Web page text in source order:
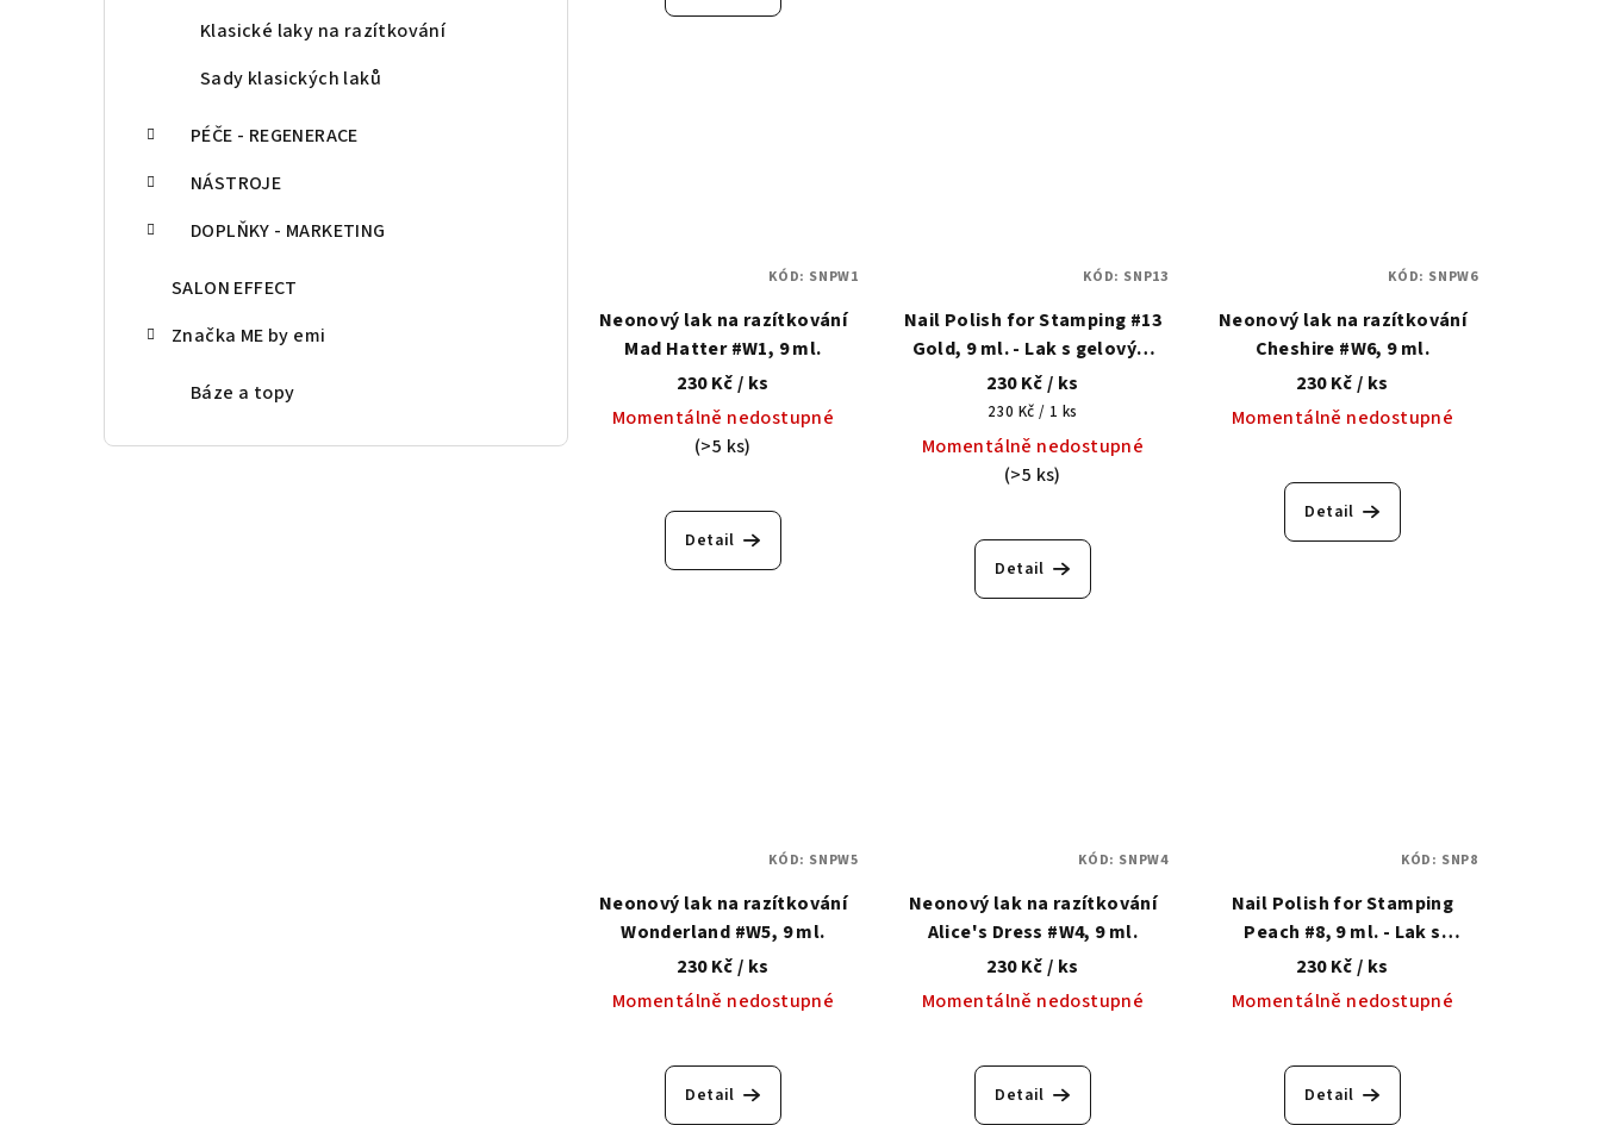
Klasické laky na razítkování
Sady klasických laků
PÉČE - REGENERACE
NÁSTROJE
DOPLŇKY - MARKETING
SALON EFFECT
Značka ME by emi
Báze a topy
Neonový lak na razítkování
Mad Hatter #W1, 9 ml.
230 Kč/ ks
Momentálně nedostupné
(>5 ks)
Detail
KÓD: SNPW1
Nail Polish for Stamping #13
Gold, 9 ml. - Lak s gelovým
efektem na razítkování
230 Kč/ ks
Měrná
cena:
230 Kč / 1 ks
Momentálně nedostupné
(>5 ks)
Detail
KÓD: SNP13
Neonový lak na razítkování
Cheshire #W6, 9 ml.
230 Kč/ ks
Momentálně nedostupné
Detail
KÓD: SNPW6
Neonový lak na razítkování
Wonderland #W5, 9 ml.
230 Kč/ ks
Momentálně nedostupné
Detail
KÓD: SNPW5
Neonový lak na razítkování
Alice's Dress #W4, 9 ml.
230 Kč/ ks
Momentálně nedostupné
Detail
KÓD: SNPW4
Nail Polish for Stamping
Peach #8, 9 ml. - Lak s
gelovým efektem na
razítkování
230 Kč/ ks
Momentálně nedostupné
Detail
KÓD: SNP8